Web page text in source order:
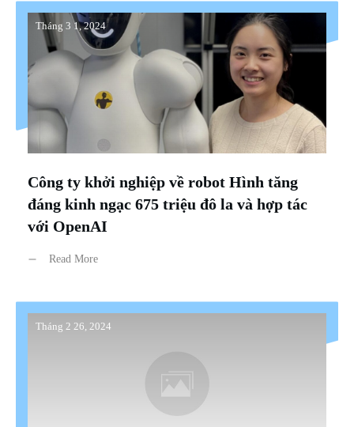
Tháng 3 1, 2024
Công ty khởi nghiệp về robot Hình tăng
đáng kinh ngạc 675 triệu đô la và hợp tác
với OpenAI
Read More
Tháng 2 26, 2024